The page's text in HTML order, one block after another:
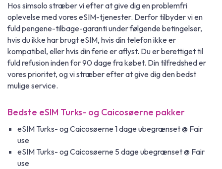
Hos simsolo stræber vi efter at give dig en problemfri
oplevelse med vores eSIM-tjenester. Derfor tilbyder vi en
fuld pengene-tilbage-garanti under følgende betingelser,
hvis du ikke har brugt eSIM, hvis din telefon ikke er
kompatibel, eller hvis din ferie er aflyst. Du er berettiget til
fuld refusion inden for 90 dage fra købet. Din tilfredshed er
vores prioritet, og vi stræber efter at give dig den bedst
mulige service.
Bedste eSIM Turks- og Caicosøerne pakker
eSIM Turks- og Caicosøerne 1 dage ubegrænset @ Fair
use
eSIM Turks- og Caicosøerne 5 dage ubegrænset @ Fair
use